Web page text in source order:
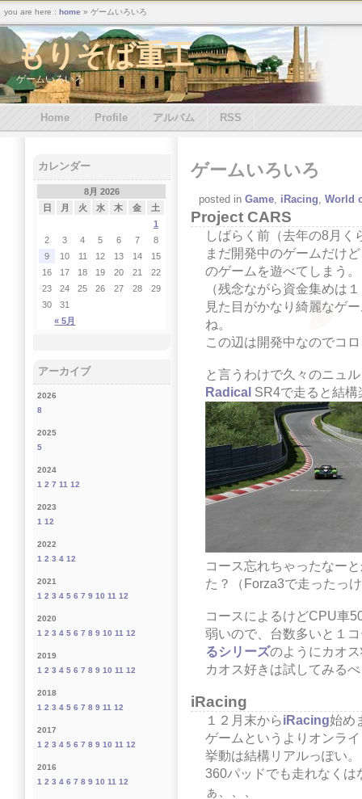
もりそば重工
ゲームいろいろ
ゲームいろいろ
posted in Game iRacing World
Project CARS
しばらく前（去年の8月く
まだ開発中のゲームだけ
のゲームを遊べてしまう。
（残念ながら資金集めは
見た目がかなり綺麗なゲ
ね。
この辺は開発中なのでコ
と言うわけで久々のニュ
Radical SR4で走ると結構
コース忘れちゃったなー
た？（Forza3で走ったっ
コースによるけどCPU車
弱いので、台数多いと１
るシリーズのようにカオ
カオス好きは試してみる
iRacing
１２月末からiRacing始め
ゲームというよりオンラ
挙動は結構リアルっぽい。
360パッドでも走れなくは
ぁ、、、
カレンダー
8月 2026
日
月 火 水 木 金 土
« 5月
1
2
3 4 5 6 7
8
9
10 11 12 13 14
15
16
17 18 19 20 21
22
23
24 25 26 27 28
29
30
31
アーカイブ
2026
8
2025
5
2024
1 2 7 11 12
2023
1 12
2022
1 2 3 4 12
2021
1 2 3 4 5 6 7 9 10 11 12
2020
1 2 3 4 5 6 7 8 9 10 11 12
2019
1 2 3 4 5 6 7 8 9 10 11 12
2018
1 2 3 4 5 6 7 8 9 11 12
2017
1 2 3 4 5 6 7 8 9 10 11 12
2016
1 2 3 4 6 7 8 9 10 11 12
Home Profile アルバム RSS
you are here : home » ゲームいろいろ